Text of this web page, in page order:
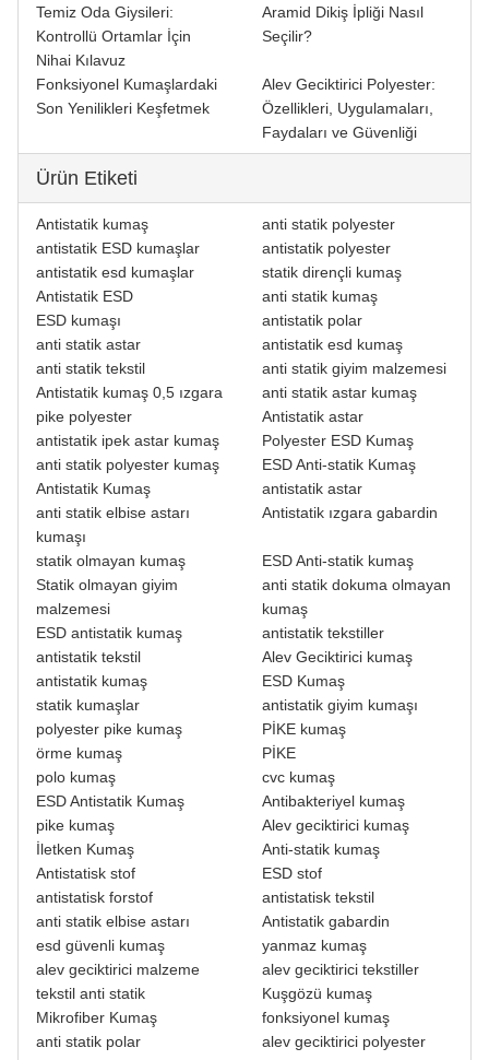
Temiz Oda Giysileri:
Kontrollü Ortamlar İçin
Nihai Kılavuz
Aramid Dikiş İpliği Nasıl
Seçilir?
Fonksiyonel Kumaşlardaki
Son Yenilikleri Keşfetmek
Alev Geciktirici Polyester:
Özellikleri, Uygulamaları,
Faydaları ve Güvenliği
Ürün Etiketi
Antistatik kumaş
anti statik polyester
antistatik ESD kumaşlar
antistatik polyester
antistatik esd kumaşlar
statik dirençli kumaş
Antistatik ESD
anti statik kumaş
ESD kumaşı
antistatik polar
anti statik astar
antistatik esd kumaş
anti statik tekstil
anti statik giyim malzemesi
Antistatik kumaş 0,5 ızgara
anti statik astar kumaş
pike polyester
Antistatik astar
antistatik ipek astar kumaş
Polyester ESD Kumaş
anti statik polyester kumaş
ESD Anti-statik Kumaş
Antistatik Kumaş
antistatik astar
anti statik elbise astarı
kumaşı
Antistatik ızgara gabardin
statik olmayan kumaş
ESD Anti-statik kumaş
Statik olmayan giyim
malzemesi
anti statik dokuma olmayan
kumaş
ESD antistatik kumaş
antistatik tekstiller
antistatik tekstil
Alev Geciktirici kumaş
antistatik kumaş
ESD Kumaş
statik kumaşlar
antistatik giyim kumaşı
polyester pike kumaş
PİKE kumaş
örme kumaş
PİKE
polo kumaş
cvc kumaş
ESD Antistatik Kumaş
Antibakteriyel kumaş
pike kumaş
Alev geciktirici kumaş
İletken Kumaş
Anti-statik kumaş
Antistatisk stof
ESD stof
antistatisk forstof
antistatisk tekstil
anti statik elbise astarı
Antistatik gabardin
esd güvenli kumaş
yanmaz kumaş
alev geciktirici malzeme
alev geciktirici tekstiller
tekstil anti statik
Kuşgözü kumaş
Mikrofiber Kumaş
fonksiyonel kumaş
anti statik polar
alev geciktirici polyester